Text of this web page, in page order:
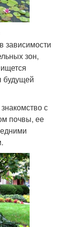
зависимости
зон,
будущей
с
почвы, ее